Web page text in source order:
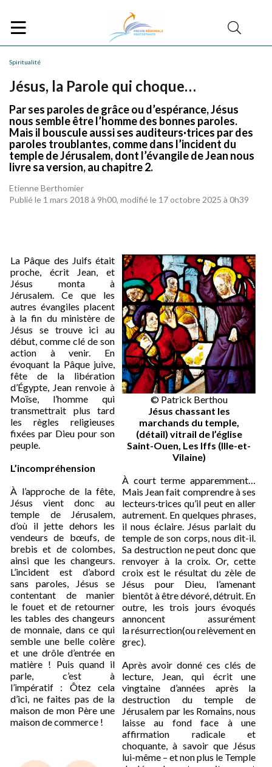
Spiritualité
Jésus, la Parole qui choque…
Par ses paroles de grâce ou d’espérance, Jésus
nous semble être l’homme des bonnes paroles.
Mais il bouscule aussi ses auditeurs·trices par des
paroles troublantes, comme dans l’incident du
temple de Jérusalem, dont l’évangile de Jean nous
livre sa version, au chapitre 2.
Etienne Berthomier
Publié le 1 mars 2018 à 9h00, modifié le 17 octobre 2025 à 0h39
La Pâque des Juifs était
proche, écrit Jean, et
Jésus monta à
Jérusalem. Ce que les
autres évangiles placent
à la fin du ministère de
Jésus se trouve ici au
début, comme clé de son
action à venir. En
évoquant la Pâque juive,
fête de la libération
d’Égypte, Jean renvoie à
Moïse, l’homme qui
transmettrait plus tard
les règles religieuses
fixées par Dieu pour son
peuple.
L’incompréhension
À l’approche de la fête,
Jésus vient donc au
temple de Jérusalem,
d’où il jette dehors les
vendeurs de bœufs, de
brebis et de colombes,
ainsi que les changeurs.
L’incident est d’abord
sans paroles, Jésus se
contentant de manier
le fouet et de retourner
les tables des changeurs
de monnaie, dans ce qui
semble une belle colère
et une drôle d’entrée en
matière ! Puis quand il
parle, c’est à
l’impératif : Ôtez cela
d’ici, ne faites pas de la
maison de mon Père une
maison de commerce !
© Patrick Berthou
Jésus chassant les
marchands du temple,
(détail) vitrail de l’église
Saint-Ouen, Les Iffs (Ille-et-
Vilaine)
À court terme apparemment…
Mais Jean fait comprendre à ses
lecteurs·trices qu’il peut en aller
autrement. En quelques phrases,
il nous éclaire. Jésus parlait du
temple de son corps, nous dit-il.
Sa destruction ne peut donc que
renvoyer à la croix. Or, cette
croix est le résultat du zèle de
Jésus pour Dieu, l’amenant
bientôt à être dévoré, détruit. En
outre, les trois jours évoqués
annoncent assurément
la résurrection(ou relèvement en
grec).
Après avoir donné ces clés de
lecture, Jean, qui écrit une
vingtaine d’années après la
destruction du temple de
Jérusalem par les Romains, nous
laisse au fond face à une
affirmation radicale et
choquante, à savoir que Jésus
lui-même – et non plus le Temple